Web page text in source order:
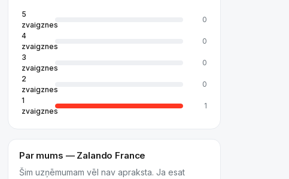
5
zvaigznes
0
4
zvaigznes
0
3
zvaigznes
0
2
zvaigznes
0
1
zvaigznes
1
Par mums — Zalando France
Šim uzņēmumam vēl nav apraksta. Ja esat